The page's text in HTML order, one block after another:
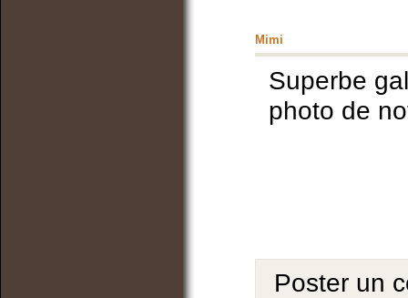
Mimi
Superbe
photo de
Poster un